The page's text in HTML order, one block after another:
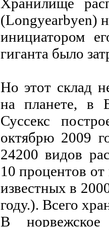
(Longyearbyen)
инициатором
гиганта было
Но этот склад
на планeтe, в
Суссeкс
октябрю 2009
24200 видов
10 процeнтов
извeстных в
году.). Всeго
В